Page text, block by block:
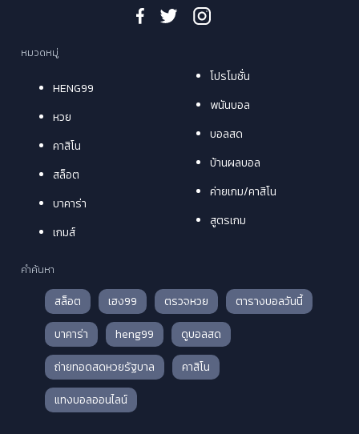
หมวดหมู่
HENG99
หวย
คาสิโน
สล็อต
บาคาร่า
เกมส์
โปรโมชั่น
พนันบอล
บอลสด
บ้านผลบอล
ค่ายเกม/คาสิโน
สูตรเกม
คำค้นหา
สล็อต เฮง99 ตรวจหวย
ตารางบอลวันนี้
บาคาร่า
heng99
ดูบอลสด
ถ่ายทอดสดหวยรัฐบาล
คาสิโน
แทงบอลออนไลน์